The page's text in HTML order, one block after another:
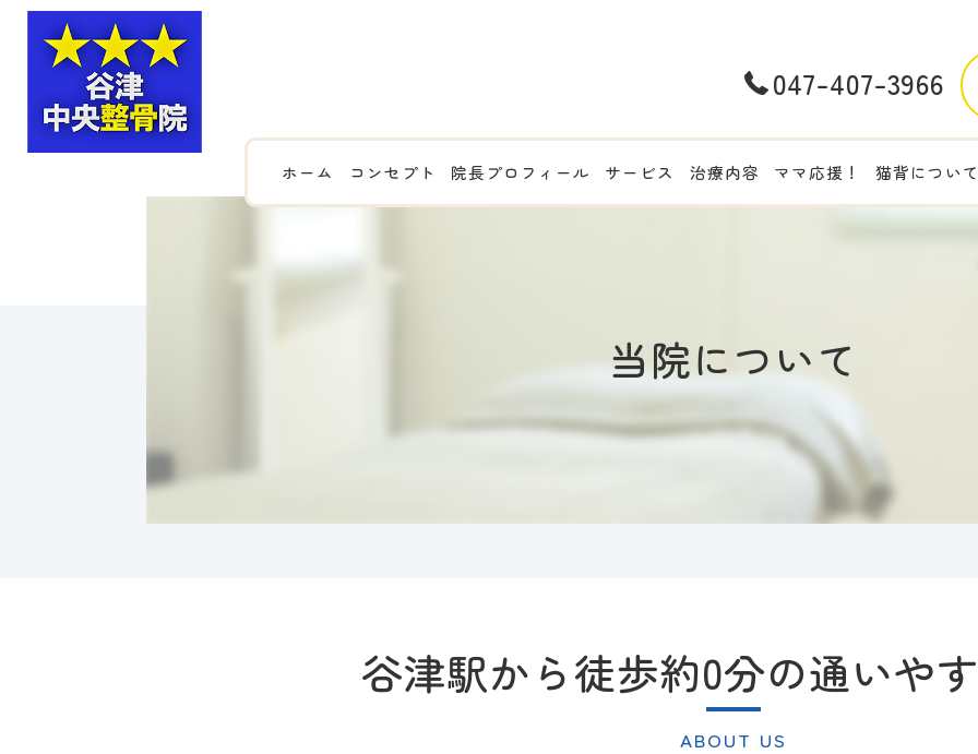
047-407-3966
ホーム コンセプト 院長プロフィール サービス 治療内容 ママ応援！ 猫背につい
当院について
谷津駅から徒歩約0分の通いや
ABOUT US